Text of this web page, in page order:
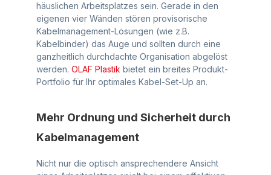
häuslichen Arbeitsplatzes sein. Gerade in den
eigenen vier Wänden stören provisorische
Kabelmanagement-Lösungen (wie z.B.
Kabelbinder) das Auge und sollten durch eine
ganzheitlich durchdachte Organisation abgelöst
werden. OLAF Plastik bietet ein breites Produkt-
Portfolio für Ihr optimales Kabel-Set-Up an.
Mehr Ordnung und Sicherheit durch
Kabelmanagement
Nicht nur die optisch ansprechendere Ansicht